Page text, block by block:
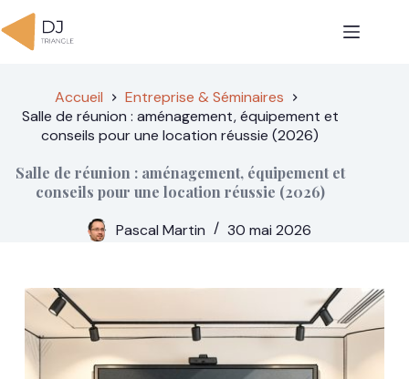
Passer
au
contenu
Accueil
Entreprise & Séminaires
Salle de réunion : aménagement, équipement et
conseils pour une location réussie (2026)
Salle de réunion : aménagement, équipement et
conseils pour une location réussie (2026)
Pascal Martin
30 mai 2026